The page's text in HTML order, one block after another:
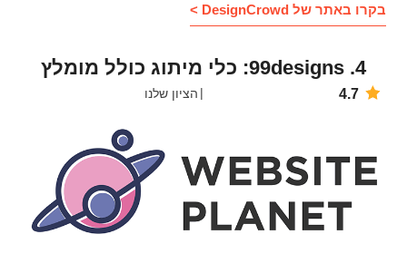
בקרו באתר של DesignCrowd >
4. 99designs: כלי מיתוג כולל מומלץ
4.7 הציון שלנו